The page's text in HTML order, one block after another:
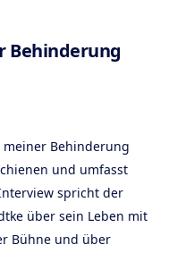
Behinderung
meiner Behinderung
und umfasst
spricht der
über sein Leben mit
Bühne und über